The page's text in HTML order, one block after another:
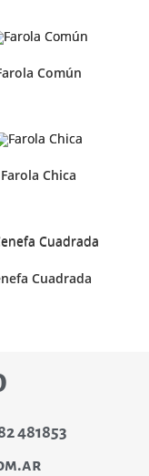
Común
Farola Chica
Cuadrada
481853